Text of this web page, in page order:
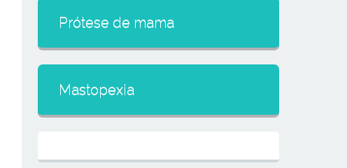
Prótese de mama
Mastopexia